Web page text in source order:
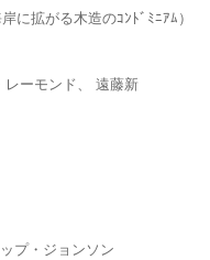
に拡がる木造のｺﾝﾄﾞﾐﾆｱﾑ）
ーモンド、 遠藤新
プ・ジョンソン